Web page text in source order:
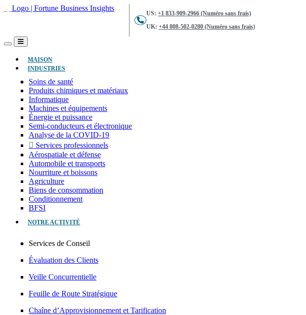
US: +1 833-909-2966 (Numéro sans frais)
UK: +44 808-502-0280 (Numéro sans frais)
MAISON(ACTUEL)
INDUSTRIES
Soins de santé
Produits chimiques et matériaux
Informatique
Machines et équipements
Énergie et puissance
Semi-conducteurs et électronique
Analyse de la COVID-19
Services professionnels
Aérospatiale et défense
Automobile et transports
Nourriture et boissons
Agriculture
Biens de consommation
Conditionnement
BFSI
NOTRE ACTIVITÉ
Services de Conseil
Évaluation des Clients
Veille Concurrentielle
Feuille de Route Stratégique
Chaîne d’Approvisionnement et Tarification